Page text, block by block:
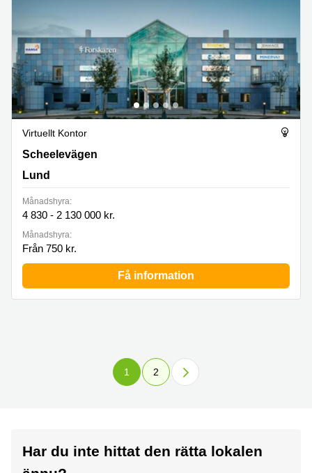
Virtuellt Kontor
Scheelevägen 22, Lund
Scheelevägen
Lund
Månadshyra:
4 830 - 2 130 000 kr.
Månadshyra:
Från 750 kr.
Få information
1 2
Har du inte hittat den rätta lokalen